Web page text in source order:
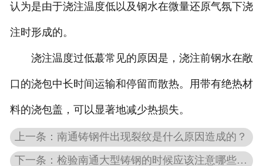
认为是由于浇注温度低以及钢水在微量还原气氛下浇
注时形成的。
浇注温度过低蕞常见的原因是，浇注前钢水在敞
口的浇包中长时间运输和停留而散热。用带有绝热材
料的浇包盖，可以显著地减少热损失。
上一条：南通铸钢件出现裂纹是什么原因造成的？
下一条：检验南通大型铸钢的时候应该注意哪些问题？